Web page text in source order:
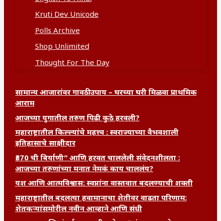
Kruti Dev Unicode
Polls Archive
Shop Unlimited
Thought For The Day
सामान्य आजारांवर गावठी उपाय – घरच्या घरी मिळवा प्राथमिक
आराम
आजच्या युगातील तरुण पिढी कुठे हरवली?
महाराष्ट्रातील किल्ल्यांचे महत्त्व : स्वराज्याच्या वैभवशाली
इतिहासाचे साक्षीदार
₹370 ची बिर्याणी” आणि हरवत चाललेली संवेदनशीलता :
आजच्या तरुणांच्या मनात नेमकं काय चाललंय?
यश आणि आत्मविश्वास: स्वप्नांना वास्तवात बदलण्याची शक्ती
महाराष्ट्रातील बदलत्या हवामानाचा शेतीवर वाढता परिणाम:
शेतकऱ्यांसमोरील नवीन आव्हाने आणि संधी